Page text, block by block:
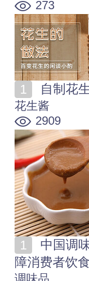
273
自制花
花生酱
2909
障消费者饮
调味品